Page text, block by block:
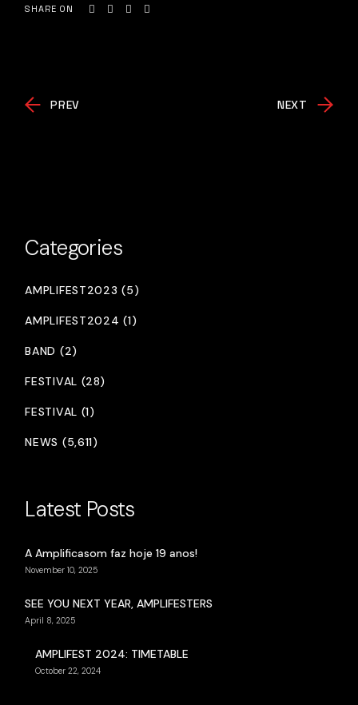
SHARE ON
PREV NEXT
Categories
AMPLIFEST2023 (5)
AMPLIFEST2024 (1)
BAND (2)
FESTIVAL (28)
FESTIVAL (1)
NEWS (5,611)
Latest Posts
A Amplificasom faz hoje 19 anos!
November 10, 2025
SEE YOU NEXT YEAR, AMPLIFESTERS
April 8, 2025
AMPLIFEST 2024: TIMETABLE
October 22, 2024